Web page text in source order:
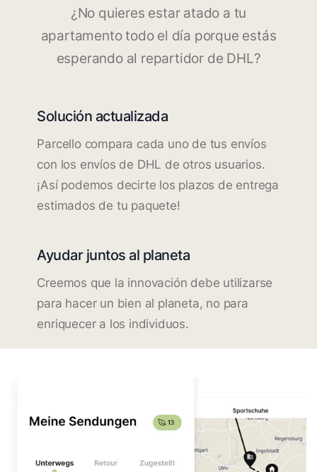
¿No quieres estar atado a tu
apartamento todo el día porque estás
esperando al repartidor de DHL?
Solución actualizada
Parcello compara cada uno de tus envíos
con los envíos de DHL de otros usuarios.
¡Así podemos decirte los plazos de entrega
estimados de tu paquete!
Ayudar juntos al planeta
Creemos que la innovación debe utilizarse
para hacer un bien al planeta, no para
enriquecer a los individuos.